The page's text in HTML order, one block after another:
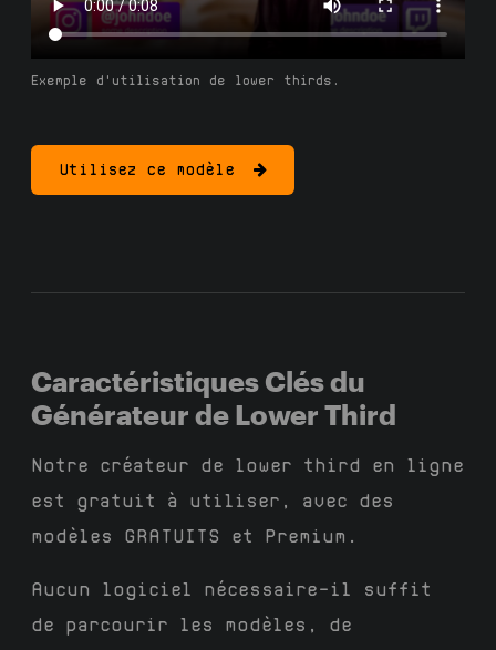
Exemple d'utilisation de lower thirds.
Utilisez ce modèle
Caractéristiques Clés du
Générateur de Lower Third
Notre créateur de lower third en ligne
est gratuit à utiliser, avec des
modèles GRATUITS et Premium.
Aucun logiciel nécessaire—il suffit
de parcourir les modèles, de